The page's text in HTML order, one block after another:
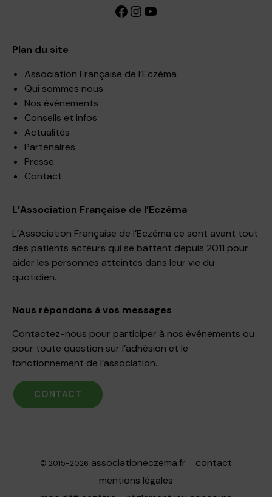
Facebook InstagramYouTube
Plan du site
Association Française de l’Eczéma
Qui sommes nous
Nos événements
Conseils et infos
Actualités
Partenaires
Presse
Contact
L’Association Française de l’Eczéma
L’Association Française de l’Eczéma ce sont avant tout
des patients acteurs qui se battent depuis 2011 pour
aider les personnes atteintes dans leur vie du
quotidien.
Nous répondons à vos messages
Contactez-nous pour participer à nos événements ou
pour toute question sur l’adhésion et le
fonctionnement de l’association.
CONTACT
© 2015-2026 associationeczema.fr
contact
mentions légales